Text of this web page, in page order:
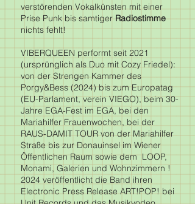
verstörenden Vokalkünsten mit einer
Prise Punk bis samtiger Radiostimme
nichts fehlt!
VIBERQUEEN performt seit 2021
(ursprünglich als Duo mit Cozy Friedel):
von der Strengen Kammer des
Porgy&Bess (2024) bis zum Europatag
(EU-Parlament, verein VIEGO), beim 30-
Jahre EGA-Fest im EGA, bei den
Mariahilfer Frauenwochen, bei der
RAUS-DAMIT TOUR von der Mariahilfer
Straße bis zur Donauinsel im Wiener
Öffentlichen Raum sowie dem LOOP,
Monami, Galerien und Wohnzimmern !
2024 veröffentlicht die Band ihren
Electronic Press Release ART!POP! bei